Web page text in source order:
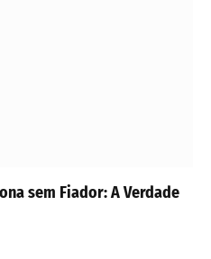
sem Fiador: A Verdade